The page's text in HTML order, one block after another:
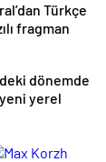
Türkçe
fragman
dönemde
yerel